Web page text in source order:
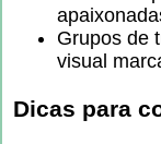
Grupos de
visual
Dicas para